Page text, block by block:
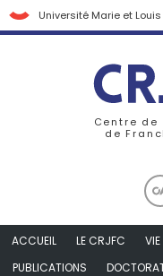
Université Marie et
Centre
de
ACCUEIL LE CRJFC
PUBLICATIONS